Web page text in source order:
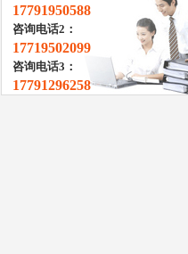
17791950588
咨询电话2：
17719502099
咨询电话3：
17791296258